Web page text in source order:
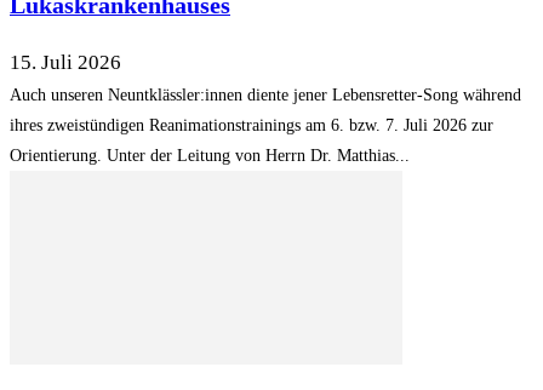
Lukaskrankenhauses
15. Juli 2026
Auch unseren Neuntklässler:innen diente jener Lebensretter-Song während
ihres zweistündigen Reanimationstrainings am 6. bzw. 7. Juli 2026 zur
Orientierung. Unter der Leitung von Herrn Dr. Matthias...